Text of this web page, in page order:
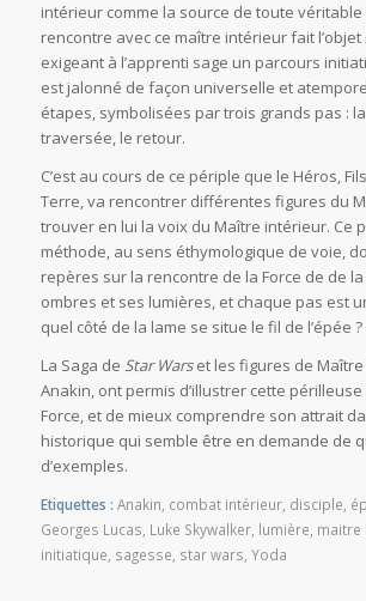
intérieur comme la source de toute véritable
rencontre avec ce maître intérieur fait l’objet
exigeant à l’apprenti sage un parcours
est jalonné de façon universelle et
étapes, symbolisées par trois grands pas :
traversée, le retour.
C’est au cours de ce périple que le Héros,
Terre, va rencontrer différentes figures du
trouver en lui la voix du Maître intérieur. Ce
méthode, au sens éthymologique de voie,
repères sur la rencontre de la Force de de
ombres et ses lumières, et chaque pas est
quel côté de la lame se situe le fil de l’épée ?
La Saga de Star Warset les figures de Maître
Anakin, ont permis d’illustrer cette
Force, et de mieux comprendre son attrait
historique qui semble être en demande de
d’exemples.
Etiquettes : Anakin, combat intérieur, disciple,
Georges Lucas, Luke Skywalker, lumière, maitre
initiatique, sagesse, star wars, Yoda